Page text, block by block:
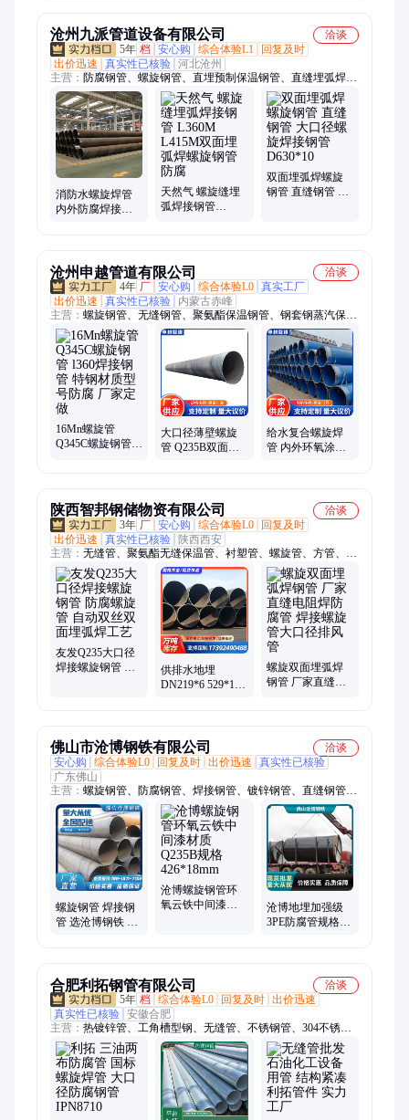
沧州九派管道设备有限公司
洽谈
5年 档 安心购 综合体验L1
回复及时
出价迅速
真实性已核验 河北沧州
主营： 防腐钢管、螺旋钢管、直埋预制保温钢管、直缝埋弧焊钢
管、内外涂塑钢管、直缝电阻焊钢管、聚氨酯保温钢管、钢套钢
蒸汽管道
消防水螺旋焊管
内外防腐焊接螺
天然气 螺旋缝埋
弧焊接钢管
双面埋弧焊螺旋
钢管 直缝钢管 大
沧州申越管道有限公司
洽谈
4年 厂 安心购 综合体验L0 真实工厂
出价迅速
真实性已核验
内蒙古赤峰
主营： 螺旋钢管、无缝钢管、聚氨酯保温钢管、钢套钢蒸汽保温
钢管、3PE防腐钢管、TPEP防腐钢管、内外涂塑钢管、JCOE埋
弧焊直缝钢管、热镀锌钢管、涂塑复合钢管、热浸塑电力穿线钢
管、给排水涂塑钢管、消防涂塑钢管、法兰连接涂塑钢管、沟槽
涂塑钢管、矿用双抗涂塑复合钢管、外聚乙烯PE内环氧树脂EP
涂塑防腐钢管、环氧煤沥青防腐钢管、饮水舱IPN8710环氧树脂
防腐钢管、3油2布防腐、4油3布防腐、6油2布加强级防腐、水泥
砂浆衬里防腐钢管、EWR直缝焊管
16Mn螺旋管
Q345C螺旋钢管
大口径薄壁螺旋
管 Q235B双面螺
给水复合螺旋焊
管 内外环氧涂塑
陕西智邦钢储物资有限公司
洽谈
3年 厂 安心购 综合体验L0
回复及时
出价迅速
真实性已核验 陕西西安
主营： 无缝管、聚氨酯无缝保温管、衬塑管、螺旋管、方管、焊
管、角钢、槽钢
友发Q235大口径
焊接螺旋钢管 防
供排水地埋
DN219*6 529*10
螺旋双面埋弧焊
钢管 厂家直缝电
佛山市沧博钢铁有限公司
洽谈
安心购
综合体验L0 回复及时 出价迅速
真实性已核验
广东佛山
主营： 螺旋钢管、防腐钢管、焊接钢管、镀锌钢管、直缝钢管、
防腐管、钢板卷管、无缝管
螺旋钢管 焊接钢
管 选沧博钢铁 可
沧博螺旋钢管环
氧云铁中间漆材
沧博地埋加强级
3PE防腐管规格
合肥利拓钢管有限公司
洽谈
5年 档 综合体验L0 回复及时 出价迅速
真实性已核验 安徽合肥
主营： 热镀锌管、工角槽型钢、无缝管、不锈钢管、304不锈
钢、螺旋管、管道防腐保温、涂塑管、焊管